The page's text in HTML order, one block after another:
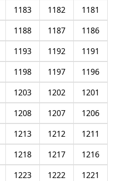
1181
1182
1183
1186
1187
1188
1191
1192
1193
1196
1197
1198
1201
1202
1203
1206
1207
1208
1211
1212
1213
1216
1217
1218
1221
1222
1223